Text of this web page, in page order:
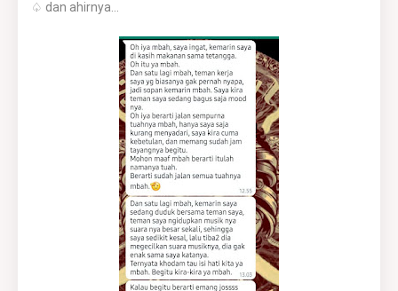
♤ dan ahirnya...